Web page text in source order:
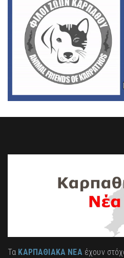
Τα ΚΑΡΠΑΘΙΑΚΑ ΝΕΑέχουν